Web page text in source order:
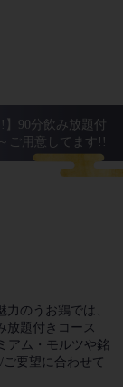
】90分飲み放題付
ご用意してます!!
のうお鶏では、
放題付きコース
アム・モルツや銘
要望に合わせて